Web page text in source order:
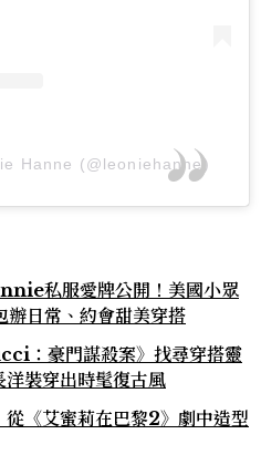
Hanne (@leoniehanne)
私服愛牌公開！美國小眾
日常、約會甜美穿搭
：豪門謀殺案》找尋穿搭靈
裝穿出時髦復古風
《艾蜜莉在巴黎2》劇中造型